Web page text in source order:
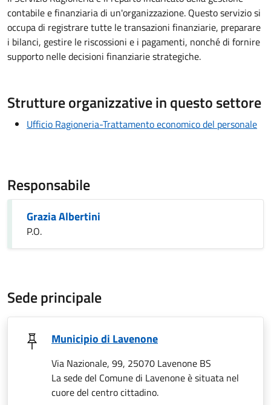
contabile e finanziaria di un'organizzazione. Questo servizio si
occupa di registrare tutte le transazioni finanziarie, preparare
i bilanci, gestire le riscossioni e i pagamenti, nonché di fornire
supporto nelle decisioni finanziarie strategiche.
Strutture organizzative in questo settore
Ufficio Ragioneria-Trattamento economico del personale
Responsabile
Grazia Albertini
P.O.
Sede principale
Municipio di Lavenone
Via Nazionale, 99, 25070 Lavenone BS
La sede del Comune di Lavenone è situata nel
cuore del centro cittadino.